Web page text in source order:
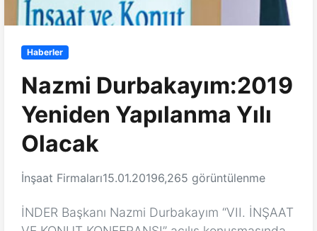
Haberler
Nazmi Durbakayım:2019
Yeniden Yapılanma Yılı
Olacak
İnşaat Firmaları15.01.20196,265 görüntülenme
İNDER Başkanı Nazmi Durbakayım “VII. İNŞAAT